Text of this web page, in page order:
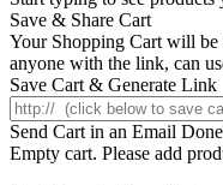
Save & Share Cart
Your Shopping Cart will
anyone with the link, can
Save Cart & Generate Link
Send Cart in an Email
Empty cart. Please add